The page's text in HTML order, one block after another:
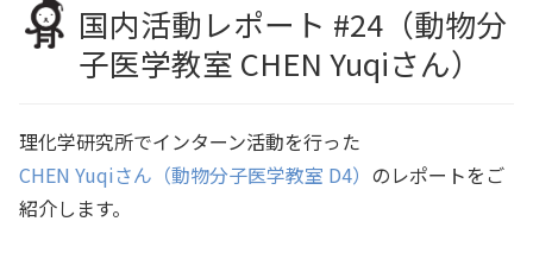
国内活動レポート #24（動物分
子医学教室 CHEN Yuqiさん）
理化学研究所でインターン活動を行った
CHEN Yuqiさん（動物分子医学教室 D4） のレポートをご
紹介します。